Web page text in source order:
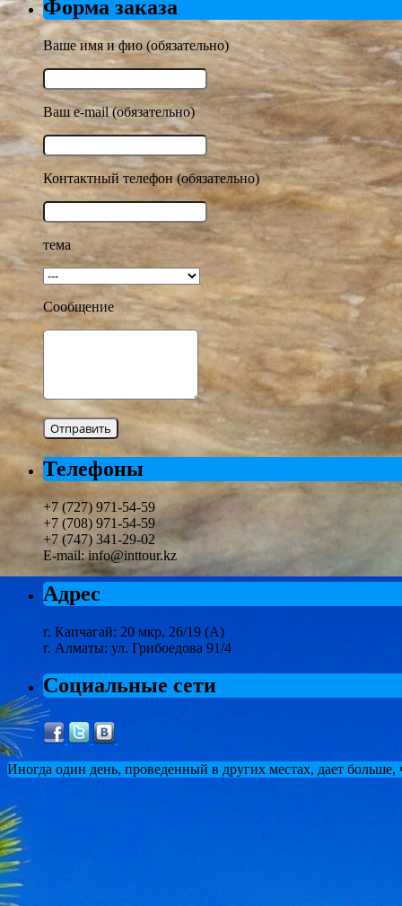
Форма заказа
Ваше имя и фио (обязательно)
Ваш e-mail (обязательно)
Контактный телефон (обязательно)
тема
Сообщение
Телефоны
+7 (727) 971-54-59
+7 (708) 971-54-59
+7 (747) 341-29-02
E-mail: info@inttour.kz
Адрес
г. Капчагай: 20 мкр, 26/19 (А)
г. Алматы: ул. Грибоедова 91/4
Социальные сети
Иногда один день, проведенный в других местах, дает